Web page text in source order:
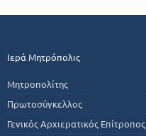
Ιερά Μητρόπολις
Μητροπολίτης
Πρωτοσύγκελλος
Γενικός Αρχιερατικός Επίτροπος